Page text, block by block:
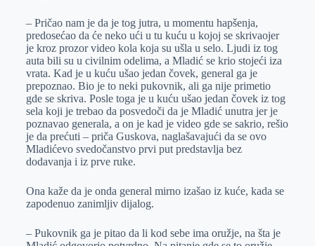
– Pričao nam je da je tog jutra, u momentu hapšenja,
predosećao da će neko ući u tu kuću u kojoj se skrivaojer
je kroz prozor video kola koja su ušla u selo. Ljudi iz tog
auta bili su u civilnim odelima, a Mladić se krio stojeći iza
vrata. Kad je u kuću ušao jedan čovek, general ga je
prepoznao. Bio je to neki pukovnik, ali ga nije primetio
gde se skriva. Posle toga je u kuću ušao jedan čovek iz tog
sela koji je trebao da posvedoči da je Mladić unutra jer je
poznavao generala, a on je kad je video gde se sakrio, rešio
je da prećuti – priča Guskova, naglašavajući da se ovo
Mladićevo svedočanstvo prvi put predstavlja bez
dodavanja i iz prve ruke.
Ona kaže da je onda general mirno izašao iz kuće, kada se
zapodenuo zanimljiv dijalog.
– Pukovnik ga je pitao da li kod sebe ima oružje, na šta je